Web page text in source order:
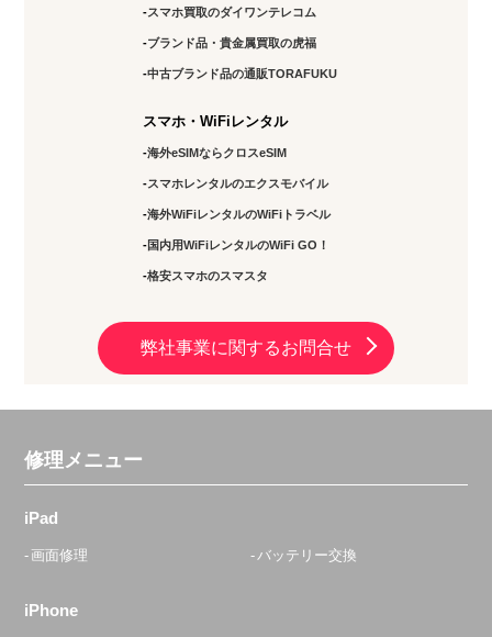
スマホ買取のダイワンテレコム
ブランド品・貴金属買取の虎福
中古ブランド品の通販TORAFUKU
スマホ・WiFiレンタル
海外eSIMならクロスeSIM
スマホレンタルのエクスモバイル
海外WiFiレンタルのWiFiトラベル
国内用WiFiレンタルのWiFi GO！
格安スマホのスマスタ
弊社事業に関するお問合せ
修理メニュー
iPad
画面修理 バッテリー交換
iPhone